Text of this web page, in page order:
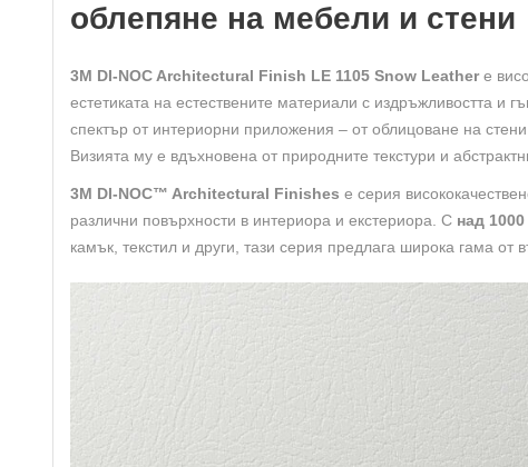
облепяне на мебели и стени
3M DI-NOC Architectural Finish LE 1105 Snow Leatherе
естетиката на естествените материали с издръжливостта и
спектър от интериорни приложения – от облицоване на
Визията му е вдъхновена от природните текстури и
3M DI-NOC™ Architectural Finishes е серия
различни повърхности в интериора и екстериора. С над
камък, текстил и други, тази серия предлага широка гама от